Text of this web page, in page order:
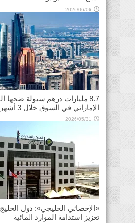
2026/06/06
8.7 مليارات درهم سيولة ضخها
الإماراتي في السوق خلال 3 أشهر
2026/05/31
«الإحصائي الخليجي»: دول
تعزيز استدامة الموارد المائية